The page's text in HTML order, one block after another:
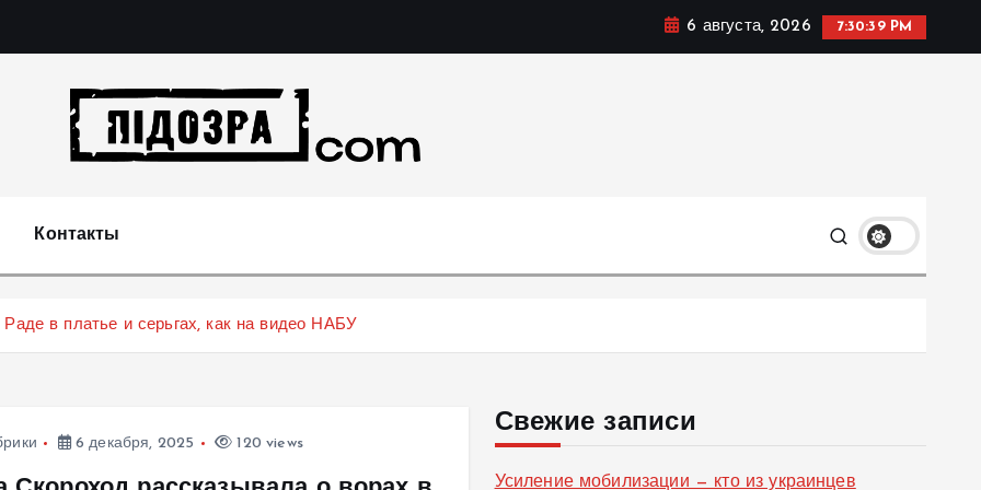
6 августа, 2026 7:30:39 PM
Контакты
в платье и серьгах, как на видео НАБУ
6 декабря, 2025 120 views
Свежие записи
Усиление мобилизации — кто из украинцев